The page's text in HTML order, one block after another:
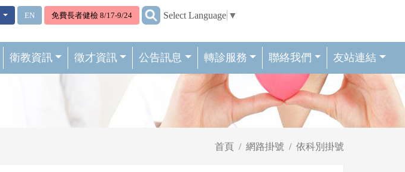
EN 免費長者健檢 8/17-9/24 ::: Select Language ▼
衛教資訊 徵才資訊 公告訊息 轉診服務 聯絡我們 友站連結
首頁 網路掛號 依科別掛號